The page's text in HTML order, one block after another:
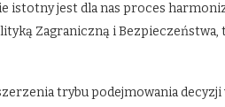
istotny jest dla nas proces
Zagraniczną i
trybu podejmowania